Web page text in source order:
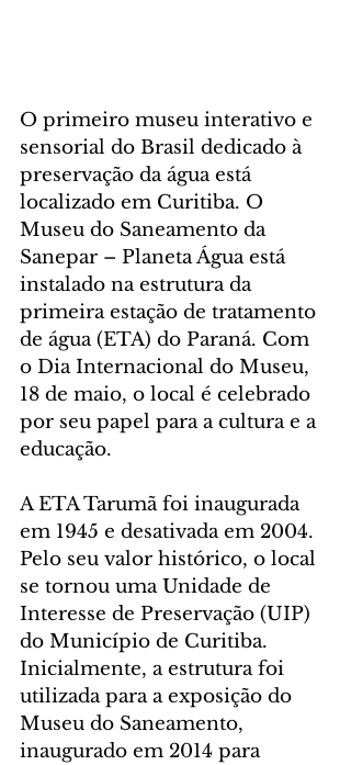
O primeiro museu interativo e
sensorial do Brasil dedicado à
preservação da água está
localizado em Curitiba. O
Museu do Saneamento da
Sanepar – Planeta Água está
instalado na estrutura da
primeira estação de tratamento
de água (ETA) do Paraná. Com
o Dia Internacional do Museu,
18 de maio, o local é celebrado
por seu papel para a cultura e a
educação.
A ETA Tarumã foi inaugurada
em 1945 e desativada em 2004.
Pelo seu valor histórico, o local
se tornou uma Unidade de
Interesse de Preservação (UIP)
do Município de Curitiba.
Inicialmente, a estrutura foi
utilizada para a exposição do
Museu do Saneamento,
inaugurado em 2014 para